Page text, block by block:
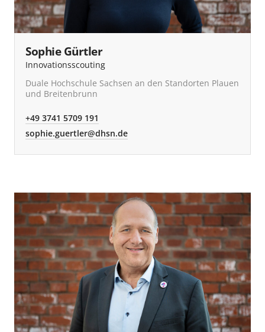
Sophie Gürtler
Innovationsscouting
Duale Hochschule Sachsen an den Standorten Plauen
und Breitenbrunn
+49 3741 5709 191
sophie.guertler@dhsn.de